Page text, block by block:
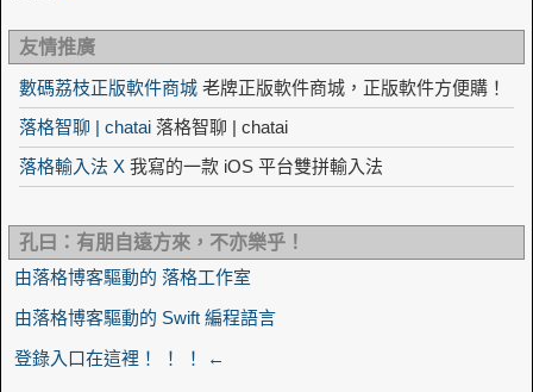
友情推廣
數碼荔枝正版軟件商城 老牌正版軟件商城，正版軟件方便購！
落格智聊 | chatai 落格智聊 | chatai
落格輸入法 X 我寫的一款 iOS 平台雙拼輸入法
孔曰：有朋自遠方來，不亦樂乎！
由落格博客驅動的 落格工作室
由落格博客驅動的 Swift 編程語言
登錄入口在這裡！ ！ ！ ←